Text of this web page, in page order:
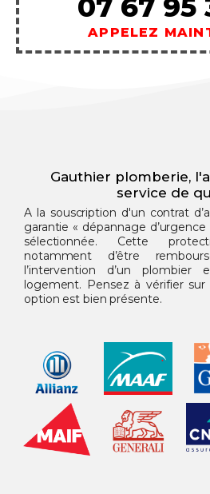
07 67 95
APPELEZ
Gauthier plomberie,
service de
A la souscription d'un contrat
garantie « dépannage
sélectionnée. Cette
notamment d’être
l’intervention d’un
logement. Pensez à vérifier
option est bien présente.